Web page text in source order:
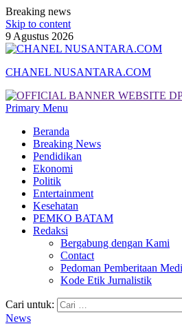
Breaking news
Skip to content
9 Agustus 2026
CHANEL NUSANTARA.COM
Primary Menu
Beranda
Breaking News
Pendidikan
Ekonomi
Politik
Entertainment
Kesehatan
PEMKO BATAM
Redaksi
Bergabung dengan Kami
Contact
Pedoman Pemberitaan
Kode Etik Jurnalistik
Cari untuk:
News